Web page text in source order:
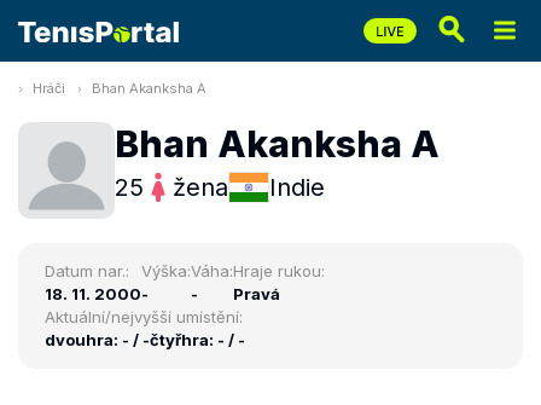
Hráči Bhan Akanksha A
Bhan Akanksha A
25 žena Indie
Datum nar.:
18. 11. 2000
Výška:
-
Váha:
-
Hraje rukou:
Pravá
Aktuální/nejvyšší umístění:
dvouhra: - / -čtyřhra: - / -